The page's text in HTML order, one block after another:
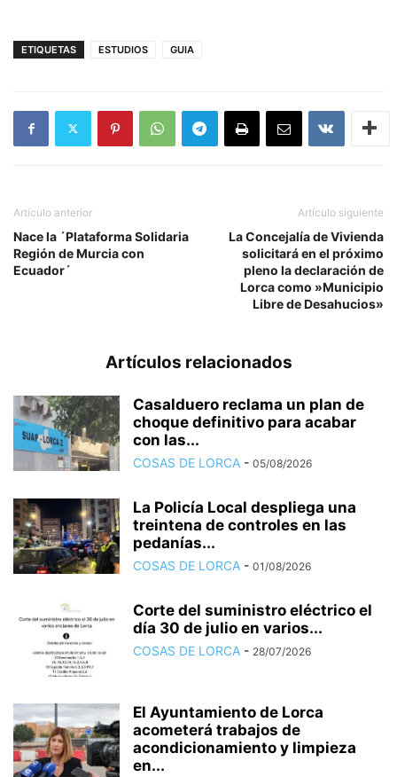
ETIQUETAS ESTUDIOS GUIA
Artículo anterior
Nace la ´Plataforma Solidaria
Región de Murcia con
Ecuador´
Artículo siguiente
La Concejalía de Vivienda
solicitará en el próximo
pleno la declaración de
Lorca como »Municipio
Libre de Desahucios»
Artículos relacionados
Casalduero reclama un plan de
choque definitivo para acabar
con las...
COSAS DE LORCA - 05/08/2026
La Policía Local despliega una
treintena de controles en las
pedanías...
COSAS DE LORCA - 01/08/2026
Corte del suministro eléctrico el
día 30 de julio en varios...
COSAS DE LORCA - 28/07/2026
El Ayuntamiento de Lorca
acometerá trabajos de
acondicionamiento y limpieza
en...